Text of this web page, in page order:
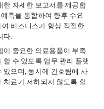
한 자세한 보고서를 제공합
측을 통합하여 향후 수요
비즈니스가 항상 적절한
다.
이 중요한 의료용품이 부족
수 있도록 업무 관리 플랫
있으며, 동시에 간호팀에 사
치료가 저하되지 않도록 할